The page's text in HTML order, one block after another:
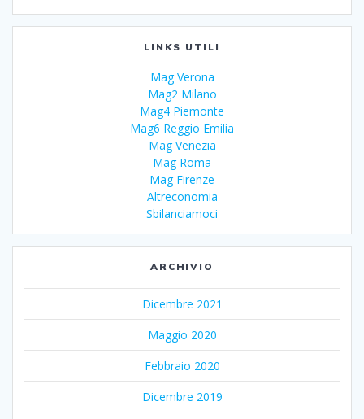
LINKS UTILI
Mag Verona
Mag2 Milano
Mag4 Piemonte
Mag6 Reggio Emilia
Mag Venezia
Mag Roma
Mag Firenze
Altreconomia
Sbilanciamoci
ARCHIVIO
Dicembre 2021
Maggio 2020
Febbraio 2020
Dicembre 2019